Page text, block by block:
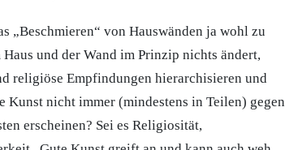
„Beschmieren“ von Hauswänden ja wohl zu
und der Wand im Prinzip nichts ändert,
religiöse Empfindungen hierarchisieren und
Kunst nicht immer (mindestens in Teilen) gegen
erscheinen? Sei es Religiosität,